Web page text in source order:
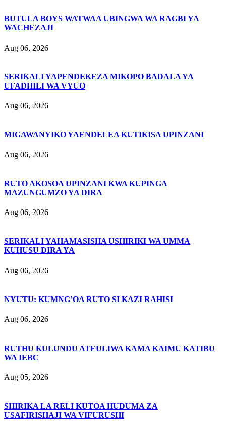
BUTULA BOYS WATWAA UBINGWA WA RAGBI YA
WACHEZAJI
Aug 06, 2026
SERIKALI YAPENDEKEZA MIKOPO BADALA YA
UFADHILI WA VYUO
Aug 06, 2026
MIGAWANYIKO YAENDELEA KUTIKISA UPINZANI
Aug 06, 2026
RUTO AKOSOA UPINZANI KWA KUPINGA
MAZUNGUMZO YA DIRA
Aug 06, 2026
SERIKALI YAHAMASISHA USHIRIKI WA UMMA
KUHUSU DIRA YA
Aug 06, 2026
NYUTU: KUMNG’OA RUTO SI KAZI RAHISI
Aug 06, 2026
RUTHU KULUNDU ATEULIWA KAMA KAIMU KATIBU
WA IEBC
Aug 05, 2026
SHIRIKA LA RELI KUTOA HUDUMA ZA
USAFIRISHAJI WA VIFURUSHI